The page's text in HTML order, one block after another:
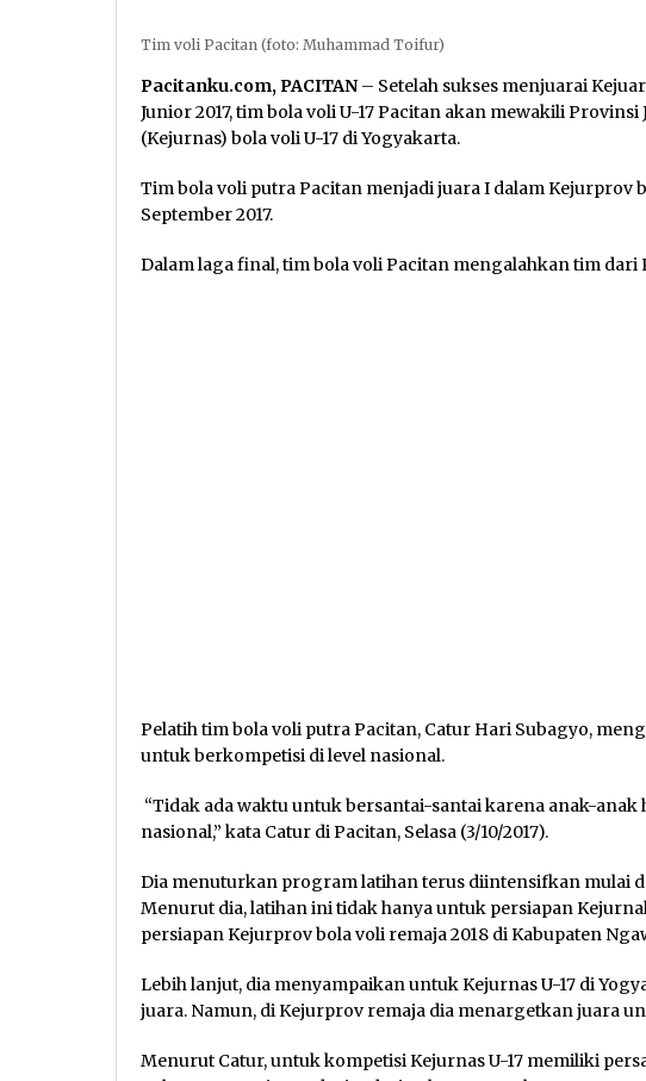
Tim voli Pacitan (foto: Muhammad Toifur)
Pacitanku.com, PACITAN – Setelah sukses menjuarai
Junior 2017, tim bola voli U-17 Pacitan akan mewakili
(Kejurnas) bola voli U-17 di Yogyakarta.
Tim bola voli putra Pacitan menjadi juara I dalam Kejurprov
September 2017.
Dalam laga final, tim bola voli Pacitan mengalahkan tim
Pelatih tim bola voli putra Pacitan, Catur Hari Subagyo,
untuk berkompetisi di level nasional.
“Tidak ada waktu untuk bersantai-santai karena anak-
nasional,” kata Catur di Pacitan, Selasa (3/10/2017).
Dia menuturkan program latihan terus diintensifkan mulai
Menurut dia, latihan ini tidak hanya untuk persiapan
persiapan Kejurprov bola voli remaja 2018 di Kabupaten
Lebih lanjut, dia menyampaikan untuk Kejurnas U-17 di
juara. Namun, di Kejurprov remaja dia menargetkan juara
Menurut Catur, untuk kompetisi Kejurnas U-17 memiliki